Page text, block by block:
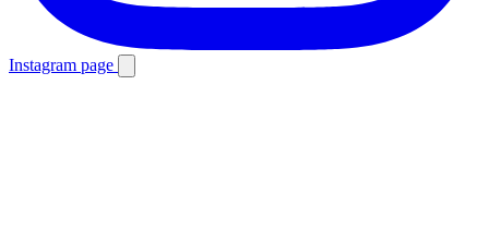
Instagram page